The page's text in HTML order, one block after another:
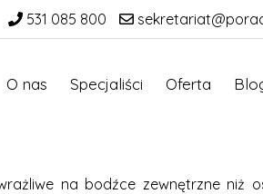
531 085 800
O nas Specjaliści Oferta
na bodźce zewnętrzne niż